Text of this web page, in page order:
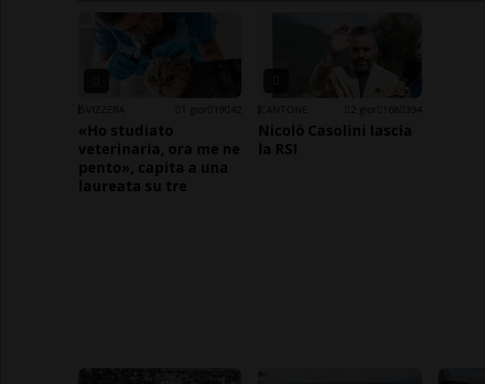
SVIZZERA 1 gior 19 42
«Ho studiato
veterinaria, ora me ne
pento», capita a una
laureata su tre
CANTONE 2 gior 168 394
Nicolò Casolini lascia
la RSI